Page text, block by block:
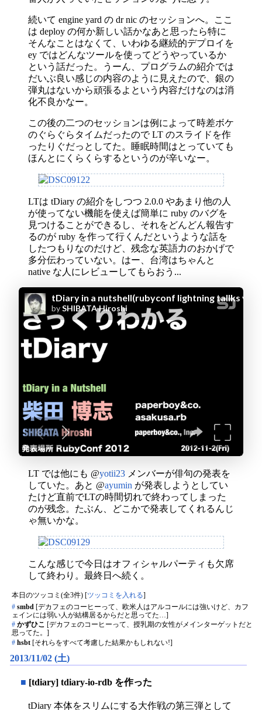
続いて engine yard の dr nic のセッションへ。ここ
は deploy の何か新しい話かなあと思ったら特に
そんなことはなくて、いわゆる継続的デプロイを
ey ではどんなツールを使ってどうやっているか
という話だった。うーん、プログラムの紹介では
だいぶ良い感じの内容のように見えたので、銀の
弾丸はないから頑張るよという内容だけなのは消
化不良かなー。
この後の二つのセッションは例によって時差ボケ
のぐらぐらタイムだったので LT のスライドを作
ったりぐだっとしてた。睡眠時間はとっていても
ほんとにくらくらするというのが辛いなー。
LTは tDiary の紹介をしつつ 2.0.0 やあまり他の人
が使ってない機能を使えば簡単に ruby のバグを
見つけることができるし、それをどんどん報告す
るのが ruby を作って行くんだというような話を
したつもりなのだけど、残念な英語力のおかげで
多分伝わっていない。はー、台湾はちゃんと
native な人にレビューしてもらおう...
LT では他にも @yotii23 メンバーが俳句の発表を
していた。あと @ayumin が発表しようとしてい
たけど直前でLTの時間切れで終わってしまった
のが残念。たぶん、どこかで発表してくれるんじ
ゃ無いかな。
こんな感じで今日はオフィシャルパーティも欠席
して終わり。最終日へ続く。
本日のツッコミ(全3件) [ ツッコミを入れる
# smbd [デカフェのコーヒーって、欧米人はアルコールには強いけど、カフ
ェインには弱い人が結構居るからだと思ってた…]
# かずひこ
[デカフェのコーヒーって、授乳期の女性がメインターゲットだと
思ってた。]
# hsbt [それらをすべて考慮した結果かもしれない!]
2013/11/02 (土)
■ [tdiary] tdiary-io-rdb を作った
tDiary 本体をスリムにする大作戦の第三弾として